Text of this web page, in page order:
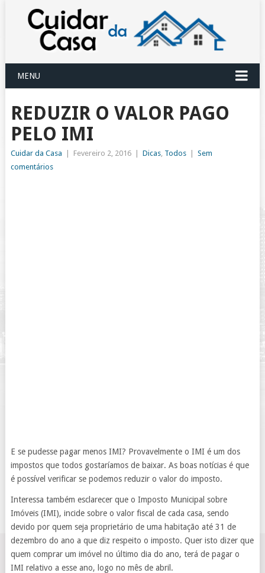
MENU
REDUZIR O VALOR PAGO
PELO IMI
Cuidar da Casa Fevereiro 2, 2016 Dicas, Todos
Sem
comentários
E se pudesse pagar menos IMI? Provavelmente o IMI é um dos
impostos que todos gostaríamos de baixar. As boas notícias é que
é possível verificar se podemos reduzir o valor do imposto.
Interessa também esclarecer que o Imposto Municipal sobre
Imóveis (IMI), incide sobre o valor fiscal de cada casa, sendo
devido por quem seja proprietário de uma habitação até 31 de
dezembro do ano a que diz respeito o imposto. Quer isto dizer que
quem comprar um imóvel no último dia do ano, terá de pagar o
IMI relativo a esse ano, logo no mês de abril.